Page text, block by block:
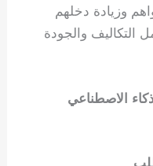
وزيادة دخلهم
التكاليف والجودة
الاصطناعي